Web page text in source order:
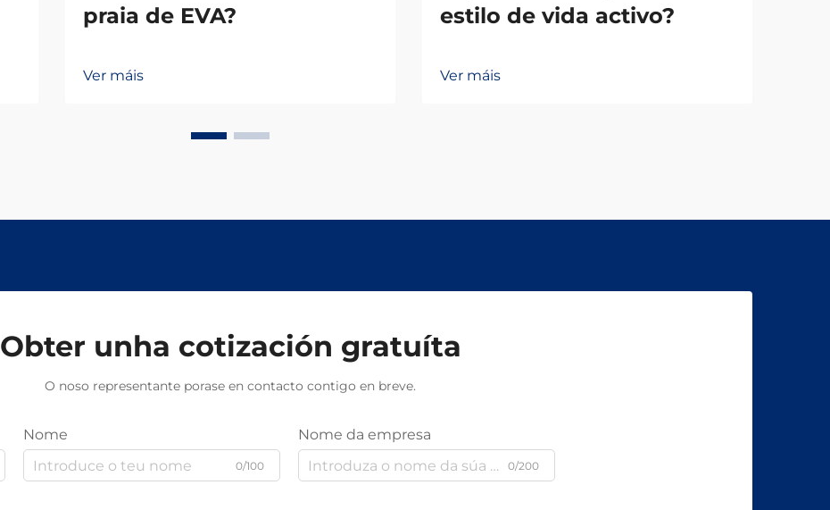
praia de EVA?
Ver máis
estilo de vida activo?
Ver máis
Obter unha cotización gratuíta
O noso representante porase en contacto contigo en breve.
Nome
0/100
Nome da empresa
0/200